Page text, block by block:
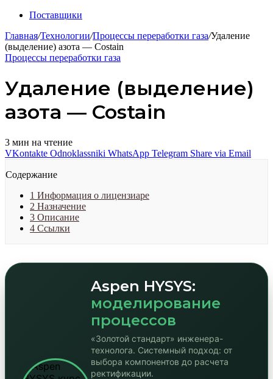
Поставщики
Главная/Технологии/Процессы переработки газа/Удаление
(выделение) азота — Costain
Процессы переработки газа
Удаление (выделение)
азота — Costain
3 мин на чтение
VKontakte Odnoklassniki WhatsApp Telegram Share via Email
Содержание
1 Информация о лицензиаре
2 Назначение
3 Описание
4 Ссылки
Aspen HYSYS:
моделирование
процессов
«Золотой стандарт» инженера-
технолога. Системный подход: от
выбора компонентов до расчета
ректификации.